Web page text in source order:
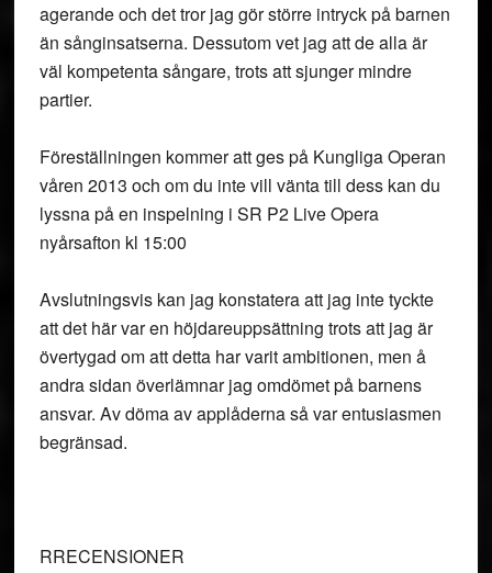
agerande och det tror jag gör större intryck på barnen
än sånginsatserna. Dessutom vet jag att de alla är
väl kompetenta sångare, trots att sjunger mindre
partier.
Föreställningen kommer att ges på Kungliga Operan
våren 2013 och om du inte vill vänta till dess kan du
lyssna på en inspelning i SR P2 Live Opera
nyårsafton kl 15:00
Avslutningsvis kan jag konstatera att jag inte tyckte
att det här var en höjdareuppsättning trots att jag är
övertygad om att detta har varit ambitionen, men å
andra sidan överlämnar jag omdömet på barnens
ansvar. Av döma av applåderna så var entusiasmen
begränsad.
RRECENSIONER